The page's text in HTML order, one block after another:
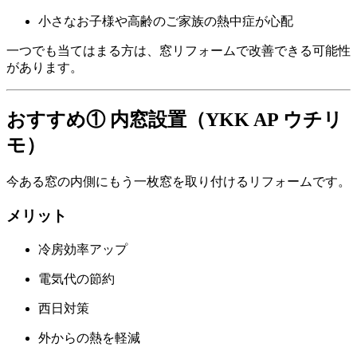
小さなお子様や高齢のご家族の熱中症が心配
一つでも当てはまる方は、窓リフォームで改善できる可能性
があります。
おすすめ① 内窓設置（YKK AP ウチリ
モ）
今ある窓の内側にもう一枚窓を取り付けるリフォームです。
メリット
冷房効率アップ
電気代の節約
西日対策
外からの熱を軽減